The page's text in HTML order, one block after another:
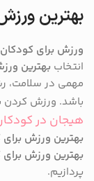
بهترین
ورزش برای کودکان
انتخاب بهترین
مهمی در سلامت،
باشد. ورزش کردن
هیجان در
بهترین ورزش
بهترین ورزش
پردازیم.